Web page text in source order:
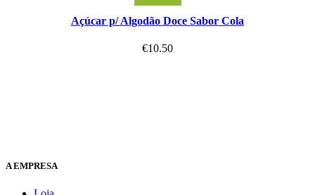
Açúcar p/ Algodão Doce Sabor Cola
€10.50
A EMPRESA